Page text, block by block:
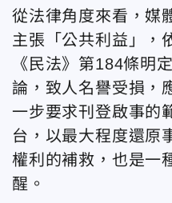
從法律角度來看，媒
主張「公共利益」，
《民法》第184條明
論，致人名譽受損，
一步要求刊登啟事的
台，以最大程度還原
權利的補救，也是一
醒。